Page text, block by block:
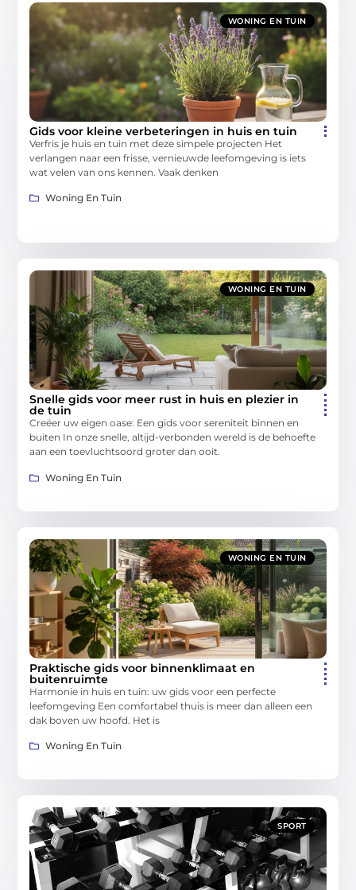
WONING EN TUIN
Gids voor kleine verbeteringen in huis en tuin
Verfris je huis en tuin met deze simpele projecten Het
verlangen naar een frisse, vernieuwde leefomgeving is iets
wat velen van ons kennen. Vaak denken
Woning En Tuin
WONING EN TUIN
Snelle gids voor meer rust in huis en plezier in
de tuin
Creëer uw eigen oase: Een gids voor sereniteit binnen en
buiten In onze snelle, altijd-verbonden wereld is de behoefte
aan een toevluchtsoord groter dan ooit.
Woning En Tuin
WONING EN TUIN
Praktische gids voor binnenklimaat en
buitenruimte
Harmonie in huis en tuin: uw gids voor een perfecte
leefomgeving Een comfortabel thuis is meer dan alleen een
dak boven uw hoofd. Het is
Woning En Tuin
SPORT